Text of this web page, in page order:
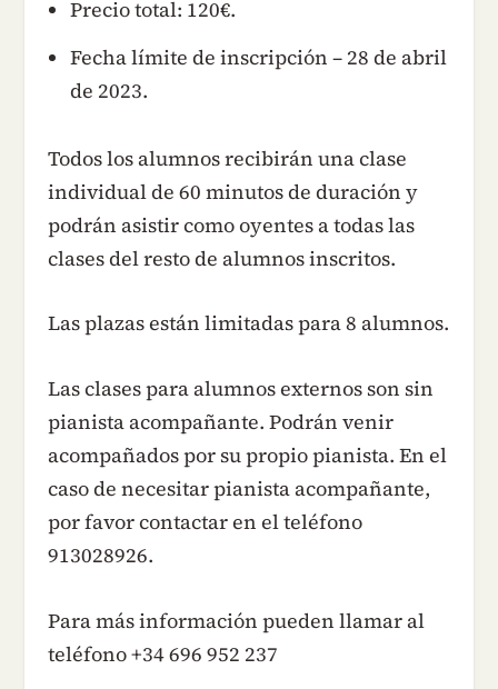
Precio total: 120€.
Fecha límite de inscripción – 28 de abril
de 2023.
Todos los alumnos recibirán una clase
individual de 60 minutos de duración y
podrán asistir como oyentes a todas las
clases del resto de alumnos inscritos.
Las plazas están limitadas para 8 alumnos.
Las clases para alumnos externos son sin
pianista acompañante. Podrán venir
acompañados por su propio pianista. En el
caso de necesitar pianista acompañante,
por favor contactar en el teléfono
913028926.
Para más información pueden llamar al
teléfono +34 696 952 237